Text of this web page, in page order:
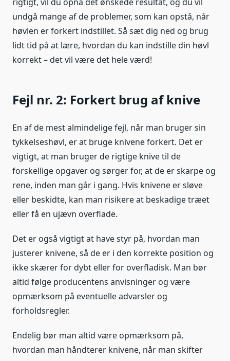
undgå mange af de problemer, som kan opstå, når
høvlen er forkert indstillet. Så sæt dig ned og brug
lidt tid på at lære, hvordan du kan indstille din høvl
korrekt – det vil være det hele værd!
Fejl nr. 2: Forkert brug af knive
En af de mest almindelige fejl, når man bruger sin
tykkelseshøvl, er at bruge knivene forkert. Det er
vigtigt, at man bruger de rigtige knive til de
forskellige opgaver og sørger for, at de er skarpe og
rene, inden man går i gang. Hvis knivene er sløve
eller beskidte, kan man risikere at beskadige træet
eller få en ujævn overflade.
Det er også vigtigt at have styr på, hvordan man
justerer knivene, så de er i den korrekte position og
ikke skærer for dybt eller for overfladisk. Man bør
altid følge producentens anvisninger og være
opmærksom på eventuelle advarsler og
forholdsregler.
Endelig bør man altid være opmærksom på,
hvordan man håndterer knivene, når man skifter